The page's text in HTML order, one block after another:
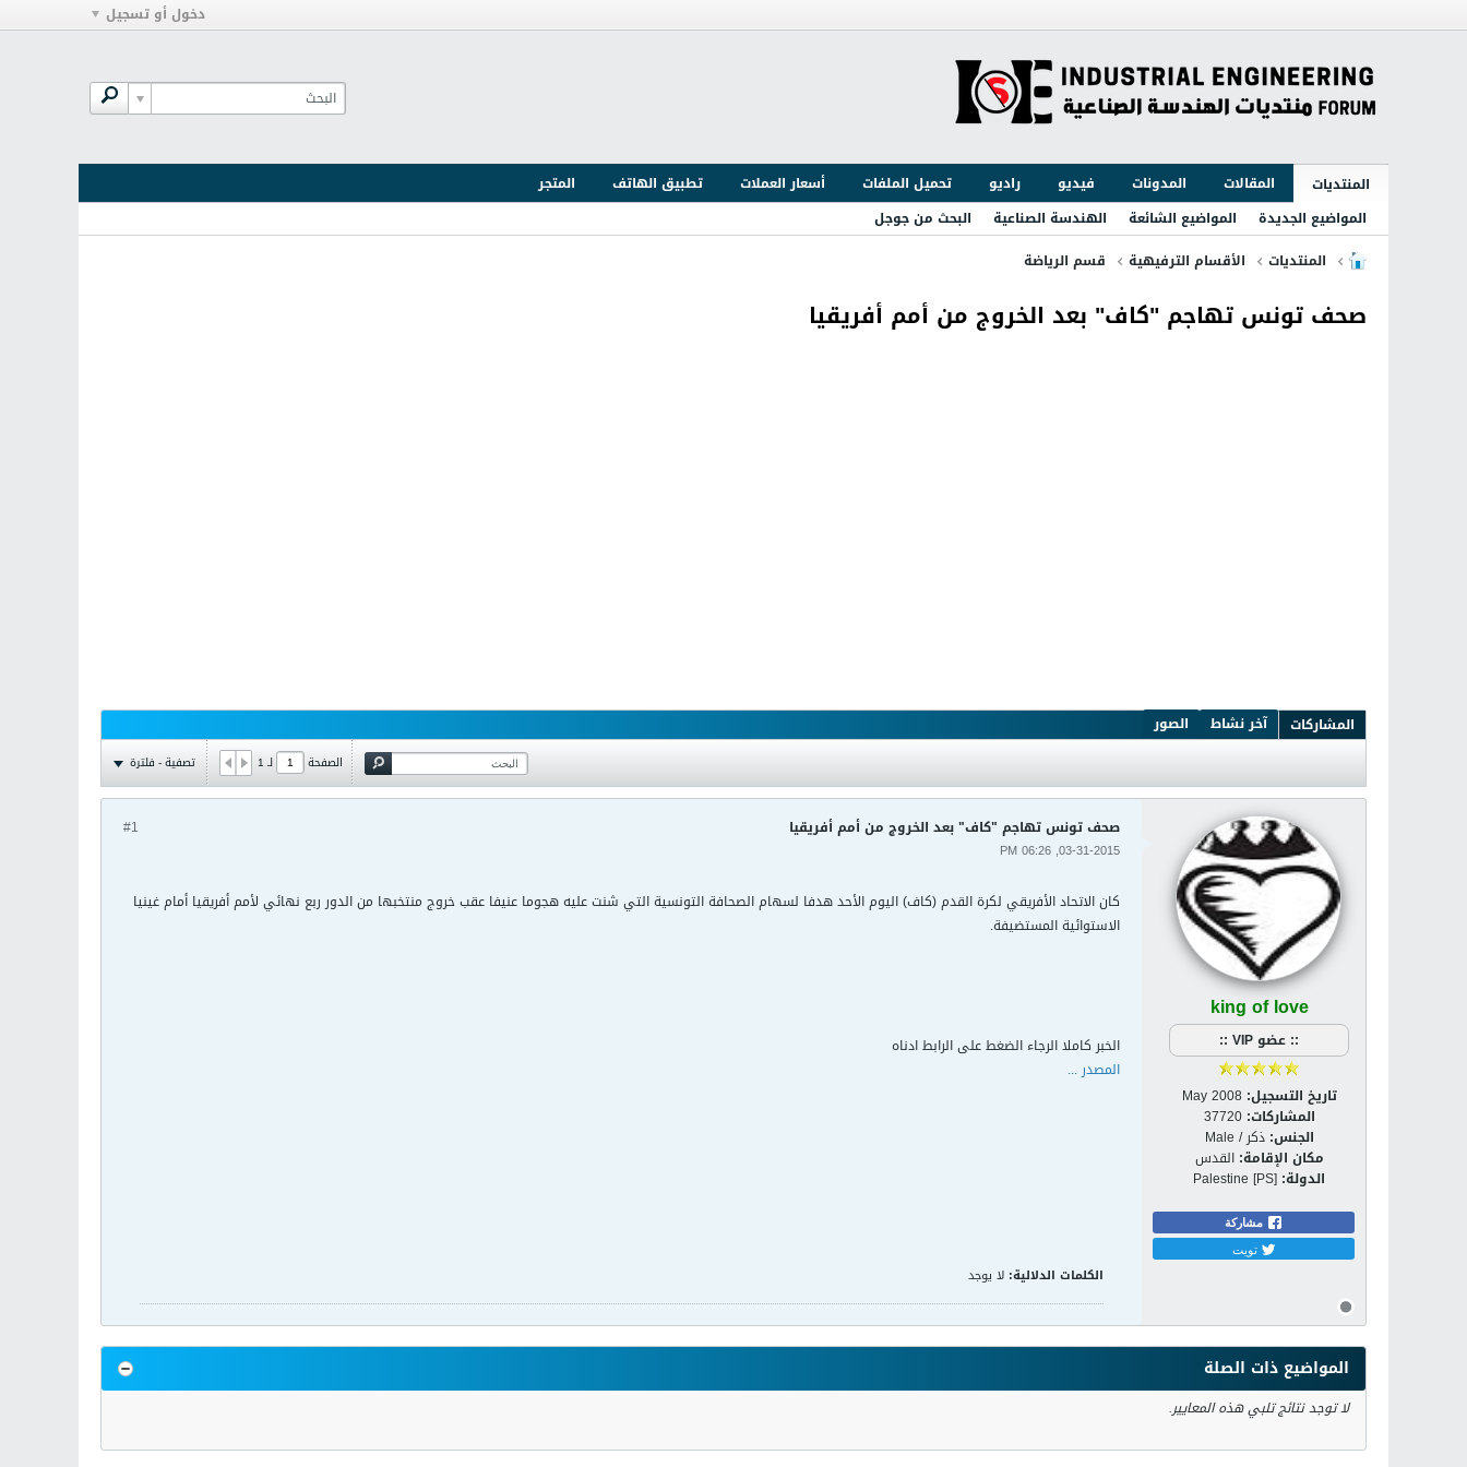
دخول أو تسجيل
المنتديات المقالات المدونات فيديو راديو تحميل الملفات أسعار العملات تطبيق الهاتف
المتجر
المواضيع الجديدة
المواضيع الشائعة الهندسة الصناعية
البحث من جوجل
المنتديات
الأقسام الترفيهية قسم الرياضة
صحف تونس تهاجم "كاف" بعد الخروج من أمم أفريقيا
المشاركات آخر نشاط الصور
الصفحة لـ1 تصفية - فلترة
king of love
:: عضو VIP ::
تاريخ التسجيل: May 2008
المشاركات: 37720
الجنس: ذكر / Male
مكان الإقامة: القدس
الدولة: Palestine [PS]
مشاركة
تويت
#1 صحف تونس تهاجم "كاف" بعد الخروج من أمم أفريقيا
03-31-2015, 06:26 PM
كان الاتحاد الأفريقي لكرة القدم (كاف) اليوم الأحد هدفا لسهام الصحافة التونسية التي شنت عليه هجوما عنيفا عقب خروج منتخبها من الدور ربع نهائي لأمم أفريقيا أمام غينيا
الاستوائية المستضيفة.
الخبر كاملا الرجاء الضغط على الرابط ادناه
المصدر ...
الكلمات الدلالية: لا يوجد
المواضيع ذات الصلة
لا توجد نتائج تلبي هذه المعايير.